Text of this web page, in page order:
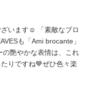
います☺️ 「素敵なブロ
も「Ami brocante」
の艶やかな表情は、これ
りですね💙ぜひ色々楽